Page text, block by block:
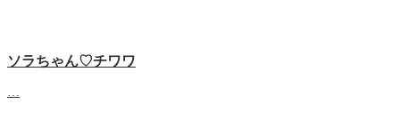
ソラちゃん♡‬チワワ